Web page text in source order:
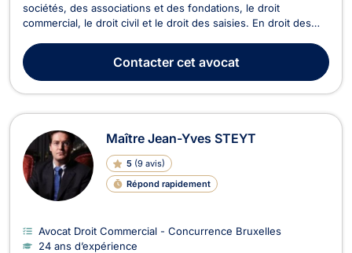
sociétés, des associations et des fondations, le droit
commercial, le droit civil et le droit des saisies. En droit des
constitution de sociétés, concernant le respect de leurs
obligations légales et statutaires, à l’occasi...
Contactercet avocat
Maître Jean-Yves STEYT
5 (9 avis)
Répond rapidement
Avocat Droit Commercial - Concurrence Bruxelles
24 ans d’expérience